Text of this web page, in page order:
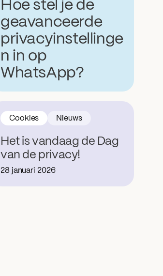
Hoe stel je de
geavanceerde
privacyinstellinge
n in op
WhatsApp?
Het is vandaag de Dag
van de privacy!
Cookies Nieuws
28 januari 2026